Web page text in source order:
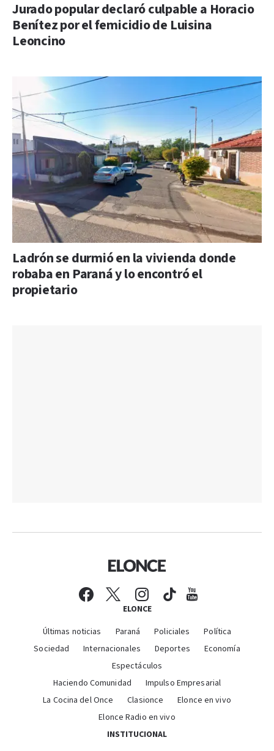
Jurado popular declaró culpable a Horacio
Benítez por el femicidio de Luisina
Leoncino
Ladrón se durmió en la vivienda donde
robaba en Paraná y lo encontró el
propietario
ELONCE
Últimas noticias Paraná Policiales
Política
Sociedad
Internacionales Deportes
Economía
Espectáculos
Haciendo Comunidad
Impulso Empresarial
La Cocina del Once
Clasionce
Elonce en vivo
Elonce Radio en vivo
INSTITUCIONAL